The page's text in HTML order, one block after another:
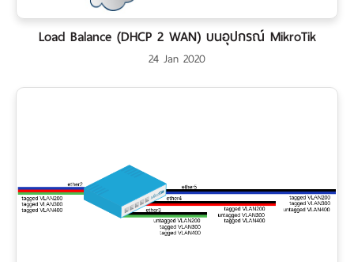
Load Balance (DHCP 2 WAN) บนอุปกรณ์ MikroTik
24 Jan 2020